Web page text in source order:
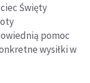
Święty
pomoc
wysiłki w